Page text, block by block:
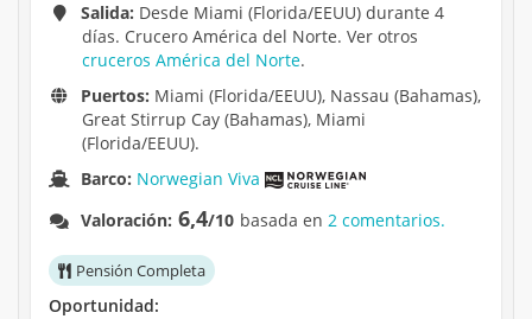
Salida: Desde Miami (Florida/EEUU) durante 4
días. Crucero América del Norte. Ver otros
cruceros América del Norte.
Puertos: Miami (Florida/EEUU), Nassau (Bahamas),
Great Stirrup Cay (Bahamas), Miami
(Florida/EEUU).
Barco: Norwegian Viva
Valoración: 6,4/10 basada en2 comentarios.
Pensión Completa
Oportunidad: